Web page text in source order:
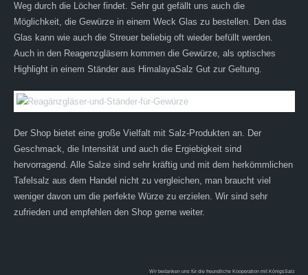
Weg durch die Löcher findet. Sehr gut gefällt uns auch die
Möglichkeit, die Gewürze in einem Weck Glas zu bestellen. Den das
Glas kann wie auch die Streuer beliebig oft wieder befüllt werden.
Auch in den Reagenzgläsern kommen die Gewürze, als optisches
Highlight in einem Ständer aus HimalayaSalz Gut zur Geltung.
Der Shop bietet eine große Vielfalt mit Salz-Produkten an. Der
Geschmack, die Intensität und auch die Ergiebigkeit sind
hervorragend. Alle Salze sind sehr kräftig und mit dem herkömmlichen
Tafelsalz aus dem Handel nicht zu vergleichen, man braucht viel
weniger davon um die perfekte Würze zu erzielen. Wir sind sehr
zufrieden und empfehlen den Shop gerne weiter.
Wir bedanken uns für die freundliche Kooperation mit KönigsSalz